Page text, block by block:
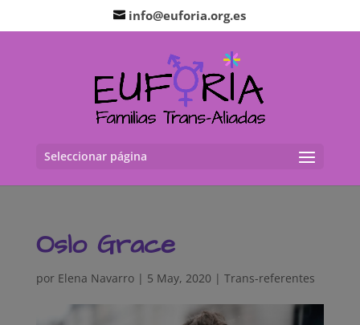
info@euforia.org.es
Seleccionar página
Oslo Grace
por Elena Navarro| 5 May, 2020 | Trans-referentes